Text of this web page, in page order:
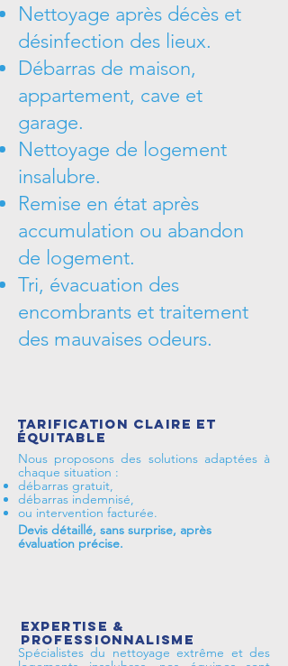
Nettoyage après décès et
désinfection des lieux.
Débarras de maison,
appartement, cave et
garage.
Nettoyage de logement
insalubre.
Remise en état après
accumulation ou abandon
de logement.
Tri, évacuation des
encombrants et traitement
des mauvaises odeurs.
Tarification claire et
équitable
Nous proposons des solutions adaptées à
chaque situation :
débarras gratuit,
débarras indemnisé,
ou intervention facturée.
Devis détaillé, sans surprise, après
évaluation précise.
Expertise &
professionnalisme
Spécialistes du nettoyage extrême et des